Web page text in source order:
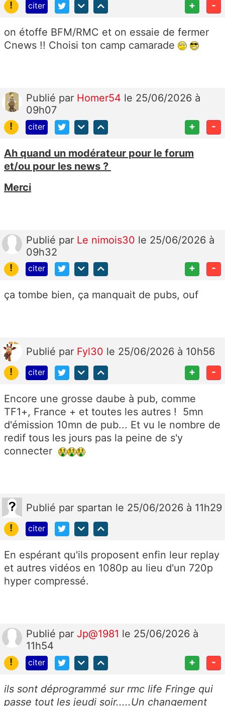
! citer + -
on étoffe BFM/RMC et on essaie de fermer
Cnews !! Choisi ton camp camarade
Publié par Homer54 le 25/06/2026 à
09h07
!
citer + -
Ah quand un modérateur pour le forum
et/ou pour les news ?
Merci
Publié par Le nimois30 le 25/06/2026 à
09h32
!
citer + -
ça tombe bien, ça manquait de pubs, ouf
Publié par Fyl30 le 25/06/2026 à 10h56
!
citer + -
Encore une grosse daube à pub, comme
TF1+, France + et toutes les autres ! 5mn
d'émission 10mn de pub... Et vu le nombre de
redif tous les jours pas la peine de s'y
connecter
Publié par spartan le 25/06/2026 à 11h29
!
citer
En espérant qu'ils proposent enfin leur replay
et autres vidéos en 1080p au lieu d'un 720p
hyper compressé.
Publié par Jp@1981 le 25/06/2026 à
11h54
!
citer + -
ils sont déprogrammé sur rmc life Fringe qui
passe tout les jeudi soir.....Un changement